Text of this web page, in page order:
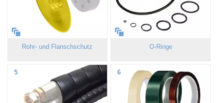
Rohr- und Flanschschutz O-Ringe
5 6